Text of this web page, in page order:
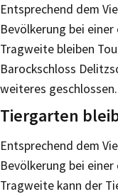
Entsprechend dem
Bevölkerung bei
Tragweite bleiben
Barockschloss
weiteres geschlossen.
Tiergarten
Entsprechend dem
Bevölkerung bei
Tragweite kann der